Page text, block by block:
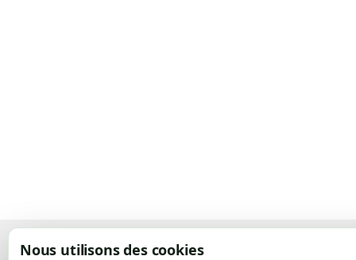
Nous utilisons des cookies